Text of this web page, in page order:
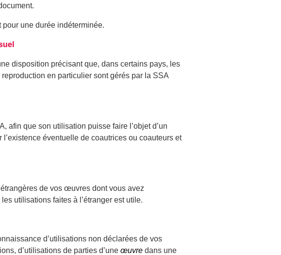
une durée indéterminée.
disposition précisant que, dans certains pays, les
en particulier sont gérés par la SSA
afin que son utilisation puisse faire l’objet d’un
éventuelle de coautrices ou coauteurs et
de vos œuvres dont vous avez
utilisations faites à l’étranger est utile.
d’utilisations non déclarées de vos
d’utilisations de parties d’une œuvredans une